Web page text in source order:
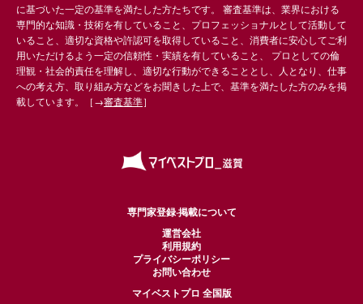
に基づいた一定の基準を満たした方たちです。 審査基準は、業界における
専門的な知識・技術を有していること、プロフェッショナルとして活動して
いること、適切な資格や許認可を取得していること、消費者に安心してご利
用いただけるよう一定の信頼性・実績を有していること、 プロとしての倫
理観・社会的責任を理解し、適切な行動ができることとし、人となり、仕事
への考え方、取り組み方などをお聞きした上で、基準を満たした方のみを掲
載しています。［→審査基準］
専門家登録·掲載について
運営会社
利用規約
プライバシーポリシー
お問い合わせ
マイベストプロ 全国版